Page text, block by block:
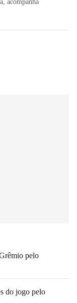
acompanha
pelo
do jogo pelo